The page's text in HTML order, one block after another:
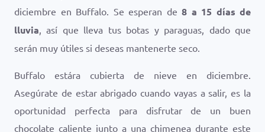
diciembre en Buffalo. Se esperan de 8 a 15 días de
lluvia, así que lleva tus botas y paraguas, dado que
serán muy útiles si deseas mantenerte seco.
Buffalo estára cubierta de nieve en diciembre.
Asegúrate de estar abrigado cuando vayas a salir, es la
oportunidad perfecta para disfrutar de un buen
chocolate caliente junto a una chimenea durante este